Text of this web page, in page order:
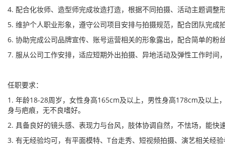
4. 配合化妆师、造型师完成妆造打造，根据不同拍摄、活动主题调整
5. 维护个人职业形象，遵守公司项目安排与拍摄规范，配合团队完成
6. 协助完成公司品牌宣传、账号运营相关的形象露出，配合简单的粉
7. 服从公司工作安排，适应短期外出拍摄、异地活动及弹性工作时间
任职要求：
1. 年龄18-28周岁，女性身高165cm及以上，男性身高178cm及以上
身与疤痕，无不良嗜好。
2. 具备良好的镜头感、表现力与台风，肢体协调自然，不怯场，能快
3. 有无经验均可，有平面模特、T台走秀、短视频拍摄、演艺相关经